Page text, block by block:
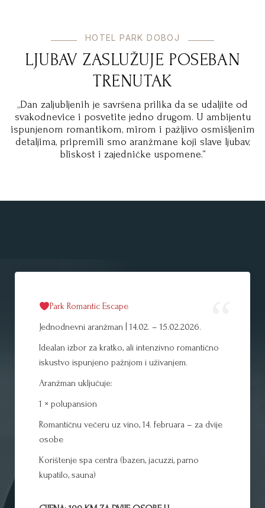
HOTEL PARK DOBOJ
LJUBAV ZASLUŽUJE POSEBAN
TRENUTAK
„Dan zaljubljenih je savršena prilika da se udaljite od
svakodnevice i posvetite jedno drugom. U ambijentu
ispunjenom romantikom, mirom i pažljivo osmišljenim
detaljima, pripremili smo aranžmane koji slave ljubav,
bliskost i zajedničke uspomene.“
Park Romantic Escape
Jednodnevni aranžman | 14.02. – 15.02.2026.
Idealan izbor za kratko, ali intenzivno romantično
iskustvo ispunjeno pažnjom i uživanjem.
Aranžman uključuje:
1 × polupansion
Romantičnu večeru uz vino, 14. februara – za dvije
osobe
Korištenje spa centra (bazen, jacuzzi, parno
kupatilo, sauna)